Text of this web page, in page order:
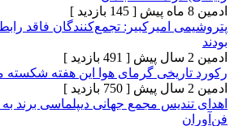
[ 145 بازدید ]
تجمع‌کنندگان فاقد رابطه
[ 491 بازدید ]
گرمای هوا این هفته شکسته می‌شود
[ 750 بازدید ]
مجمع جهانی دیپلماسی برند به